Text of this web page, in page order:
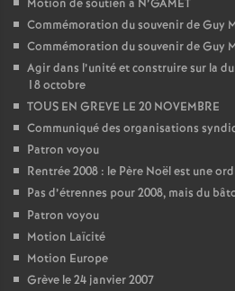
Motion de soutien à N’GAMET
Commémoration du souvenir de Guy
Commémoration du souvenir de Guy
Agir dans l’unité et construire sur la
18 octobre
TOUS EN GREVE LE 20 NOVEMBRE
Communiqué des organisations
Patron voyou
Rentrée 2008 : le Père Noël est une
Pas d’étrennes pour 2008, mais du
Patron voyou
Motion Laïcité
Motion Europe
Grève le 24 janvier 2007